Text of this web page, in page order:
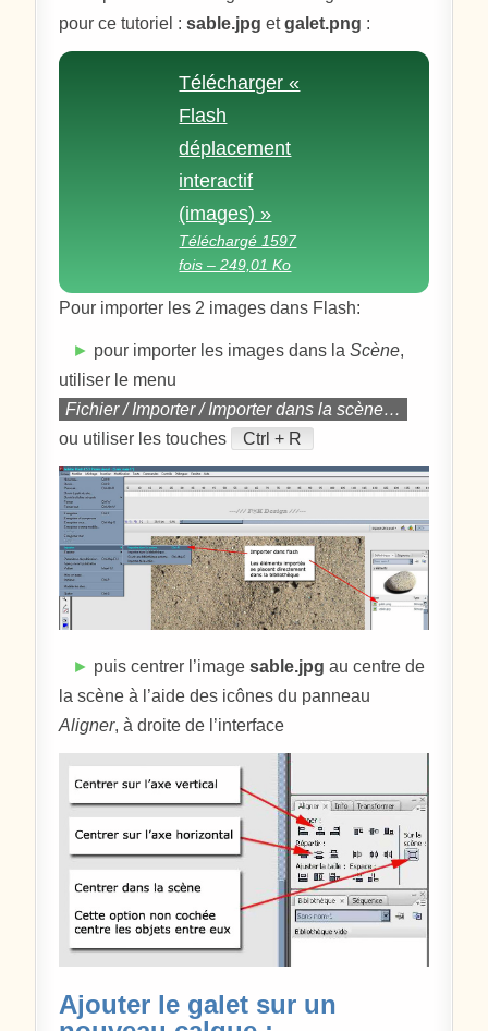
pour ce tutoriel :sable.jpg etgalet.png :
Télécharger «
Flash
déplacement
interactif
(images) »
Téléchargé 1597
fois – 249,01 Ko
Pour importer les 2 images dans Flash:
► pour importer les images dans laScène,
utiliser le menu
Fichier / Importer / Importer dans la scène…
ou utiliser les touches
Ctrl + R
► puis centrer l’imagesable.jpg au centre de
la scène à l’aide des icônes du panneau
Aligner, à droite de l’interface
Ajouter le galet sur un